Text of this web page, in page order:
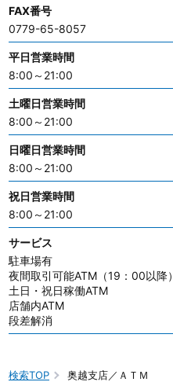
検索TOP 奥越支店／ＡＴＭ
FAX番号
0779-65-8057
平日営業時間
8:00～21:00
土曜日営業時間
8:00～21:00
日曜日営業時間
8:00～21:00
祝日営業時間
8:00～21:00
サービス
駐車場有
夜間取引可能ATM（19：00以降）
土日・祝日稼働ATM
店舗内ATM
段差解消